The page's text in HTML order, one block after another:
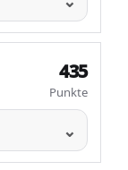
435
Punkte